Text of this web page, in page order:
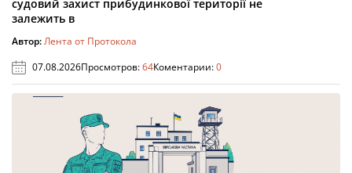
судовий захист прибудинкової території не
залежить в
Автор:Лента от Протокола
07.08.2026Просмотров:64Коментарии:0